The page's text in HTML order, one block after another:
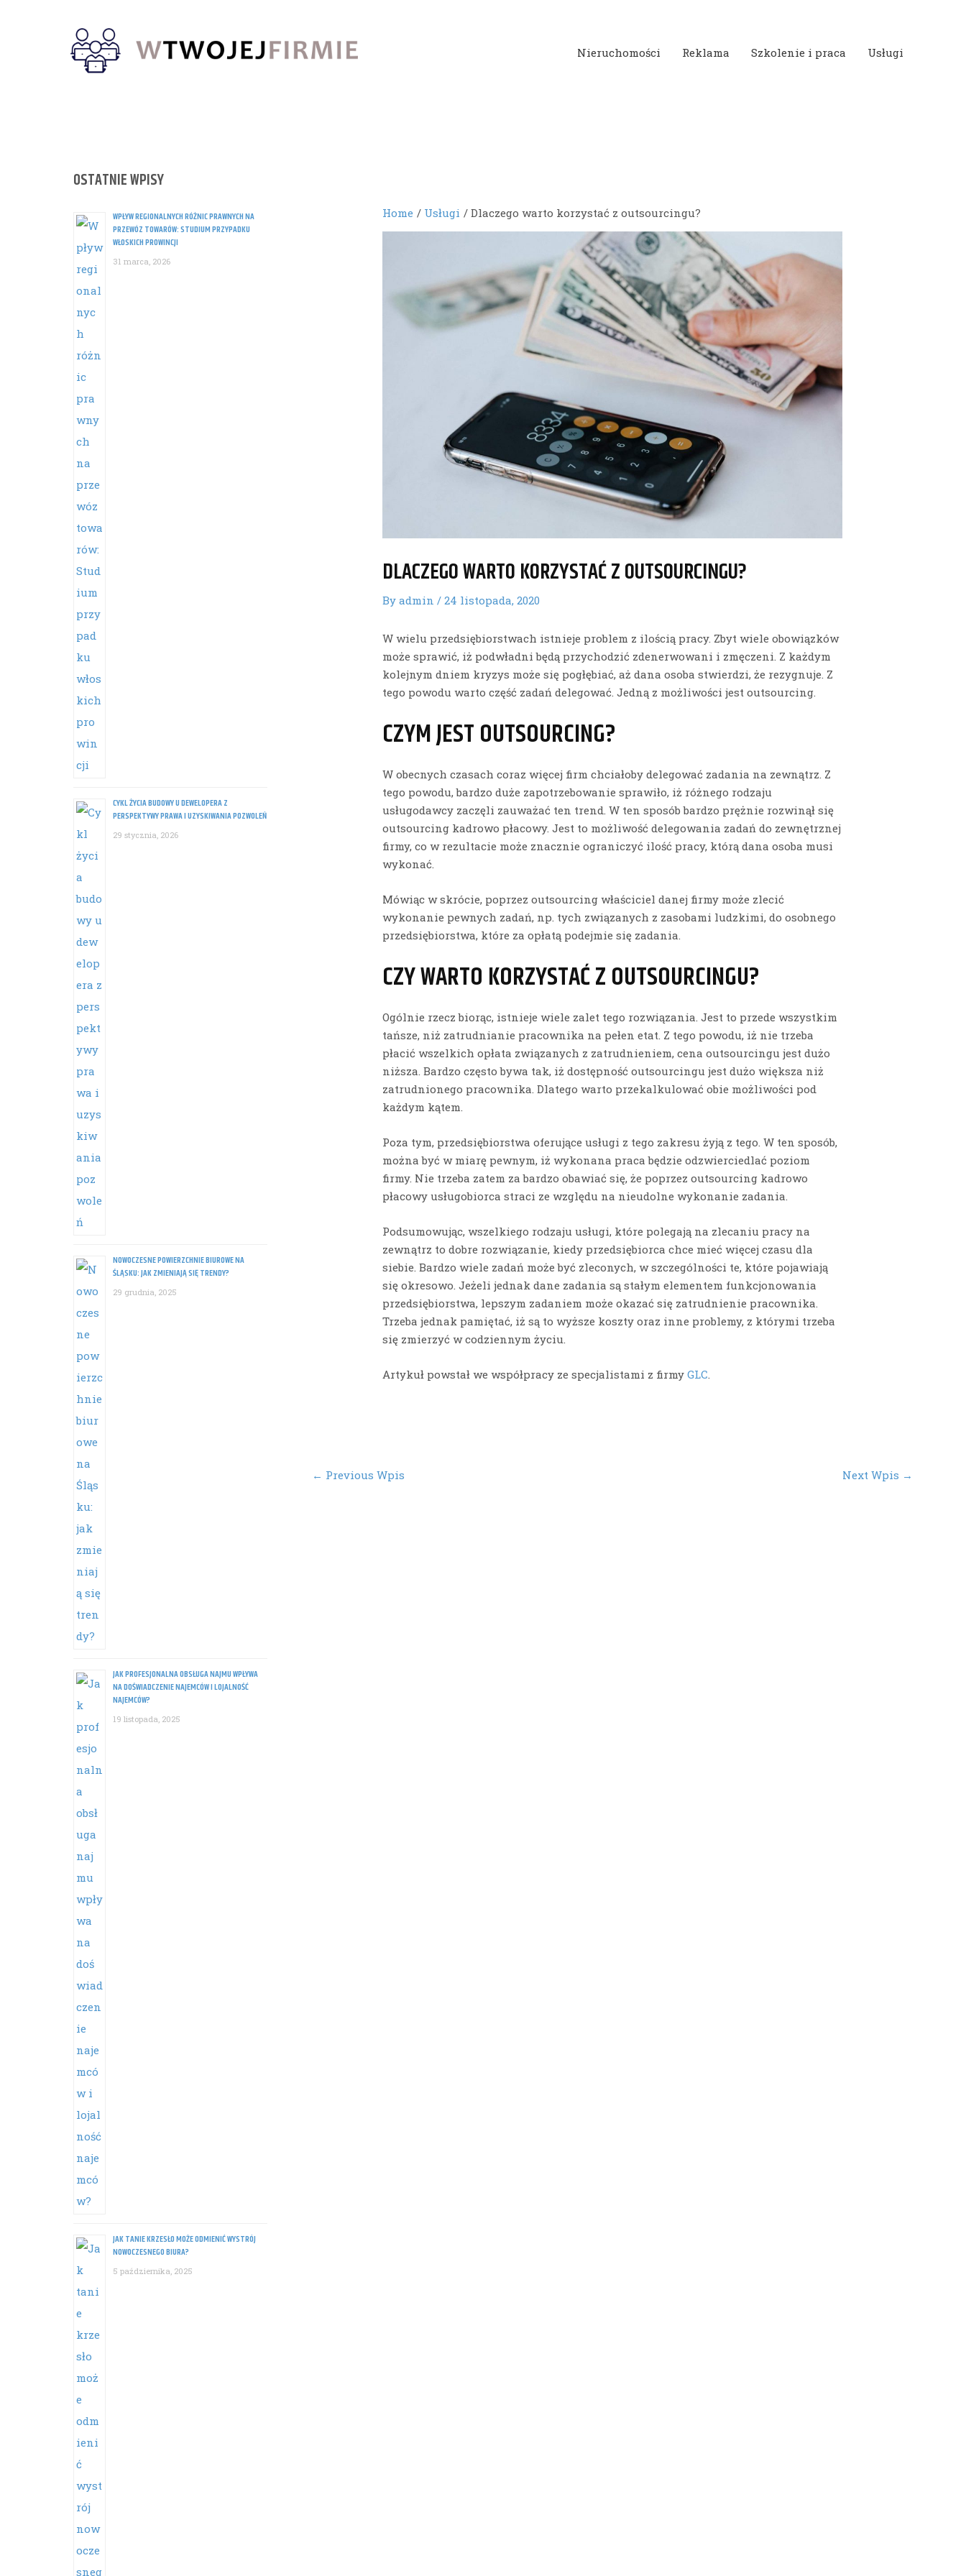
Nieruchomości Reklama Szkolenie i praca Usługi
OSTATNIE WPISY
WPŁYW REGIONALNYCH RÓŻNIC PRAWNYCH NA
PRZEWÓZ TOWARÓW: STUDIUM PRZYPADKU
WŁOSKICH PROWINCJI
31 marca, 2026
CYKL ŻYCIA BUDOWY U DEWELOPERA Z
PERSPEKTYWY PRAWA I UZYSKIWANIA POZWOLEŃ
29 stycznia, 2026
NOWOCZESNE POWIERZCHNIE BIUROWE NA
ŚLĄSKU: JAK ZMIENIAJĄ SIĘ TRENDY?
29 grudnia, 2025
JAK PROFESJONALNA OBSŁUGA NAJMU WPŁYWA
NA DOŚWIADCZENIE NAJEMCÓW I LOJALNOŚĆ
NAJEMCÓW?
19 listopada, 2025
JAK TANIE KRZESŁO MOŻE ODMIENIĆ WYSTRÓJ
NOWOCZESNEGO BIURA?
5 października, 2025
Home Usługi Dlaczego warto korzystać z outsourcingu?
DLACZEGO WARTO KORZYSTAĆ Z OUTSOURCINGU?
Byadmin/24 listopada, 2020
W wielu przedsiębiorstwach istnieje problem z ilością pracy. Zbyt wiele obowiązków
może sprawić, iż podwładni będą przychodzić zdenerwowani i zmęczeni. Z każdym
kolejnym dniem kryzys może się pogłębiać, aż dana osoba stwierdzi, że rezygnuje. Z
tego powodu warto część zadań delegować. Jedną z możliwości jest outsourcing.
CZYM JEST OUTSOURCING?
W obecnych czasach coraz więcej firm chciałoby delegować zadania na zewnątrz. Z
tego powodu, bardzo duże zapotrzebowanie sprawiło, iż różnego rodzaju
usługodawcy zaczęli zauważać ten trend. W ten sposób bardzo prężnie rozwinął się
outsourcing kadrowo płacowy. Jest to możliwość delegowania zadań do zewnętrznej
firmy, co w rezultacie może znacznie ograniczyć ilość pracy, którą dana osoba musi
wykonać.
Mówiąc w skrócie, poprzez outsourcing właściciel danej firmy może zlecić
wykonanie pewnych zadań, np. tych związanych z zasobami ludzkimi, do osobnego
przedsiębiorstwa, które za opłatą podejmie się zadania.
CZY WARTO KORZYSTAĆ Z OUTSOURCINGU?
Ogólnie rzecz biorąc, istnieje wiele zalet tego rozwiązania. Jest to przede wszystkim
tańsze, niż zatrudnianie pracownika na pełen etat. Z tego powodu, iż nie trzeba
płacić wszelkich opłata związanych z zatrudnieniem, cena outsourcingu jest dużo
niższa. Bardzo często bywa tak, iż dostępność outsourcingu jest dużo większa niż
zatrudnionego pracownika. Dlatego warto przekalkulować obie możliwości pod
każdym kątem.
Poza tym, przedsiębiorstwa oferujące usługi z tego zakresu żyją z tego. W ten sposób,
można być w miarę pewnym, iż wykonana praca będzie odzwierciedlać poziom
firmy. Nie trzeba zatem za bardzo obawiać się, że poprzez outsourcing kadrowo
płacowy usługobiorca straci ze względu na nieudolne wykonanie zadania.
Podsumowując, wszelkiego rodzaju usługi, które polegają na zlecaniu pracy na
zewnątrz to dobre rozwiązanie, kiedy przedsiębiorca chce mieć więcej czasu dla
siebie. Bardzo wiele zadań może być zleconych, w szczególności te, które pojawiają
się okresowo. Jeżeli jednak dane zadania są stałym elementem funkcjonowania
przedsiębiorstwa, lepszym zadaniem może okazać się zatrudnienie pracownika.
Trzeba jednak pamiętać, iż są to wyższe koszty oraz inne problemy, z którymi trzeba
się zmierzyć w codziennym życiu.
Artykuł powstał we współpracy ze specjalistami z firmyGLC
Post
← Previous Wpis Next Wpis →